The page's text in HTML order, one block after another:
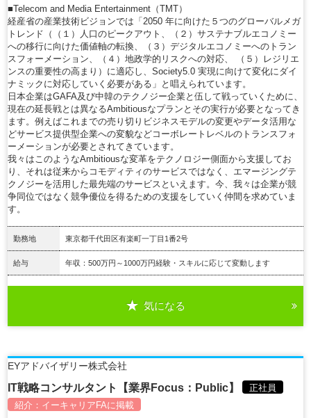
■Telecom and Media Entertainment（TMT）
経産省の産業技術ビジョンでは「2050 年に向けた５つのグローバルメガ
トレンド（（１）人口のピークアウト、（２）サステナブルエコノミー
への移行に向けた価値軸の転換、（３）デジタルエコノミーへのトラン
スフォーメーション、（４）地政学的リスクへの対応、 （５）レジリエ
ンスの重要性の高まり）に適応し、Society5.0 実現に向けて変化にダイ
ナミックに対応していく必要がある」と唱えられています。
日本企業はGAFA及び中韓のテクノジー企業と伍して戦っていくために、
現在の延長戦とは異なるAmbitiousなプランとその実行が必要となってき
ます。例えばこれまでの売り切りビジネスモデルの変更やデータ活用な
どサービス提供型企業への変貌などコーボレートレベルのトランスフォ
ーメーションが必要とされてきています。
我々はこのようなAmbitiousな変革をテクノロジー側面から支援してお
り、それは従来からコモディティのサービスではなく、エマージングテ
クノジーを活用した最先端のサービスといえます。今、我々は企業が競
争同位ではなく競争優位を得るための支援をしていく仲間を求めていま
す。
勤務地 東京都千代田区有楽町一丁目1番2号
給与 年収：500万円～1000万円経験・スキルに応じて変動します
気になる
EYアドバイザリー株式会社
IT戦略コンサルタント【業界Focus：Public】
正社員
紹介： イーキャリアFAに掲載